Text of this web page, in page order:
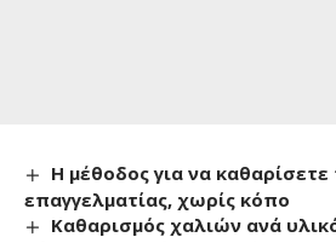
Η μέθοδος για να καθαρίσετε
επαγγελματίας, χωρίς κόπο
Καθαρισμός χαλιών ανά